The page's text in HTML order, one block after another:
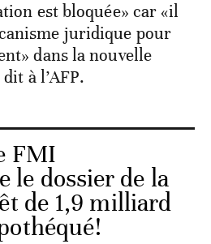
est bloquée» car «il
juridique pour
dans la nouvelle
à l’AFP.
FMI
le dossier de la
de 1,9 milliard